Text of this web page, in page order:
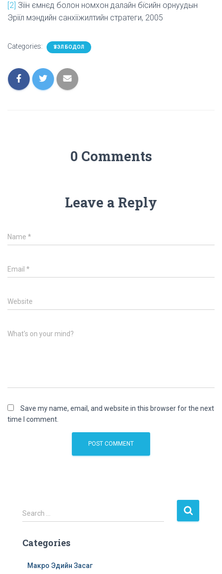
[2] Зїїн ємнєд болон номхон далайн бїсийн орнуудын
Эрїїл мэндийн санхїїжилтийн стратеги, 2005
Categories: ҮЗЭЛ БОДОЛ
0 Comments
Leave a Reply
Name *
Email *
Website
What's on your mind?
Save my name, email, and website in this browser for the next
time I comment.
S
e
r
Search …
Categories
Макро Эдийн Засаг